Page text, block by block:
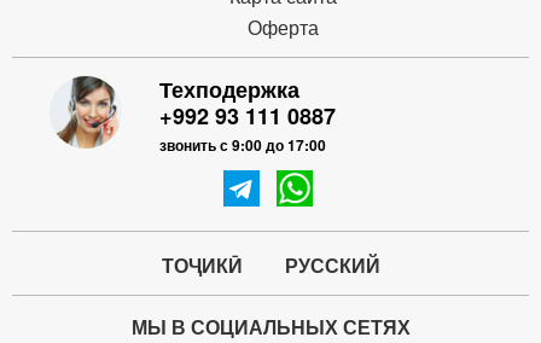
Оферта
Техподержка
+992 93 111 0887
звонить с 9:00 до 17:00
ТОҶИКӢ РУССКИЙ
МЫ В СОЦИАЛЬНЫХ СЕТЯХ